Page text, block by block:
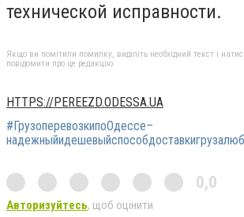
технической исправности.
Якщо ви помітили помилку, виділіть необхідний текст і
повідомити про це редакцію
HTTPS://PEREEZD.ODESSA.UA
#ГрузоперевозкипоОдессе–
0,0
Авторизуйтесь, щоб оцінити